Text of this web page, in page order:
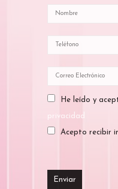
He leído y
privacidad
Acepto recibir